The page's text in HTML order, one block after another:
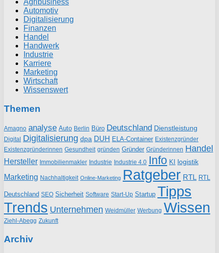
Agribusiness
Automotiv
Digitalisierung
Finanzen
Handel
Handwerk
Industrie
Karriere
Marketing
Wirtschaft
Wissenswert
Themen
Amagno analyse Auto Berlin Büro Deutschland Dienstleistung
Digital Digitalisierung dpa DUH ELA-Container Existenzgründer
Existenzgründerinnen Gesundheit gründen Gründer Gründerinnen Handel
Hersteller Immobilienmakler Industrie Industrie 4.0 Info KI logistik
Marketing Nachhaltigkeit Online-Marketing Ratgeber RTL RTL
Deutschland SEO Sicherheit Software Start-Up Startup Tipps
Trends Unternehmen Weidmüller Werbung Wissen
Ziehl-Abegg Zukunft
Archiv